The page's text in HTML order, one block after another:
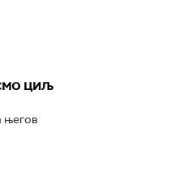
циљ
његов